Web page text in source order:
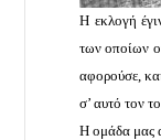
Η εκλογή
των οποίων
αφορούσε,
σ’ αυτό τον
Η ομάδα μας